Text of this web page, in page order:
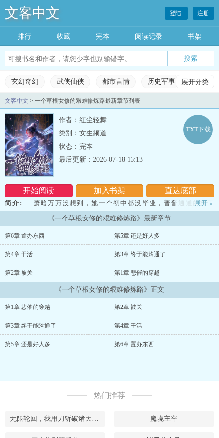
文客中文 登陆 注册
排行 收藏 完本 阅读记录 书架
玄幻奇幻 武侠仙侠 都市言情 历史军事 科幻灵
展开分类
玄幻奇幻 武侠仙侠 都市言情
科幻灵异 网游竞技 完本小说
排行榜 收藏榜单
文客中文 > 一个草根女修的艰难修炼路最新章节列表
作者：红尘轻舞
类别：女生频道
状态：完本
开始阅读 加入书架 直达底部
TXT下载
最后更新：2026-07-18 16:13
简介:
萧晗万万没想到，她一个初中都没毕业，普普通通的打工
妹，竟然也有穿越的一天。穿越就穿越吧，可她一没空间系统，二没
可用的金手指，完全没有任何的穿越福利和礼包。没有就没有吧，可
别人都是魂穿，一过去就能融入进当地社会，她却偏偏是身穿，语言
竟然有灵根，可以修炼。为了...
...
展开 »
《一个草根女修的艰难修炼路》最新章节
第6章 置办东西 第5章 还是好人多
第4章 干活 第3章 终于能沟通了
第2章 被关 第1章 悲催的穿越
《一个草根女修的艰难修炼路》正文
第1章 悲催的穿越 第2章 被关
第3章 终于能沟通了 第4章 干活
第5章 还是好人多 第6章 置办东西
热门推荐
无限轮回，我用刀斩破诸天万界 魔境主宰